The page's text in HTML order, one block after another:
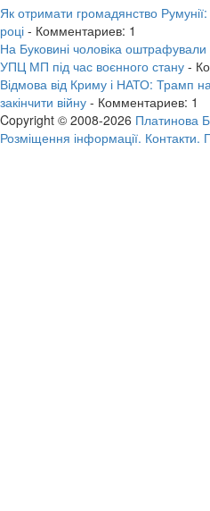
Як отримати громадянство
році - Комментариев: 1
На Буковині чоловіка оштрафували
УПЦ МП під час воєнного стану -
Відмова від Криму і НАТО: Трамп
закінчити війну - Комментариев: 1
Copyright © 2008-2026 Платинова
Розміщення інформації. Контакти.